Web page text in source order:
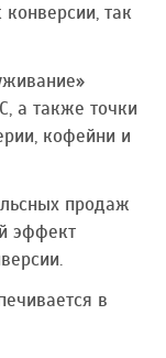
конверсии, так
а также точки
кофейни и
продаж
эффект
в